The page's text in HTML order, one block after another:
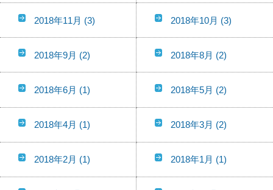
2018年11月 (3) 2018年10月 (3)
2018年9月 (2) 2018年8月 (2)
2018年6月 (1) 2018年5月 (2)
2018年4月 (1) 2018年3月 (2)
2018年2月 (1) 2018年1月 (1)